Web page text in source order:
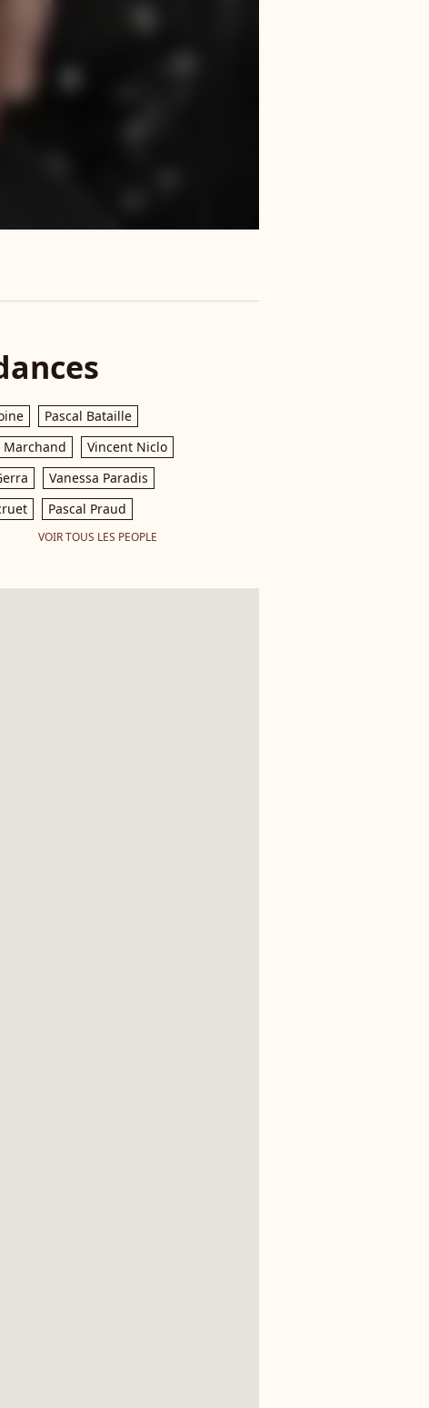
Pascal Bataille
Marchand
Vincent Niclo
Vanessa Paradis
Pascal Praud
VOIR TOUS LES PEOPLE